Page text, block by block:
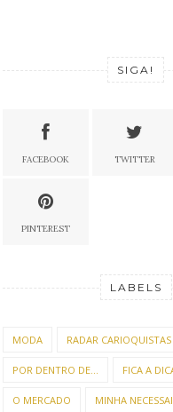
SIGA!
FACEBOOK TWITTER
PINTEREST
LABELS
MODA RADAR CARIOQUISTAS
POR DENTRO DE... FICA A
O MERCADO MINHA